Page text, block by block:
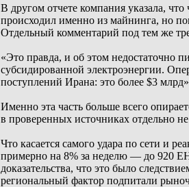
В другом отчете компания указала,
происходил именно из майнинга, но
Отдельный комментарий под тем же
«Это правда, и об этом недостаточно
субсидированной электроэнергии.
поступлений Ирана: это более $3
Именно эта часть больше всего
в проверенных источниках отдельно
Что касается самого удара по сети и
примерно на 8% за неделю — до 920
доказательства, что это было
региональный фактор подпитали